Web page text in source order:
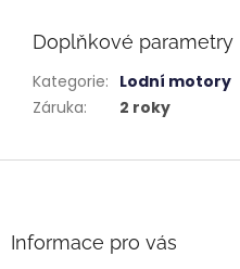
Doplňkové parametry
Kategorie: Lodní motory
Záruka: 2 roky
Informace pro vás